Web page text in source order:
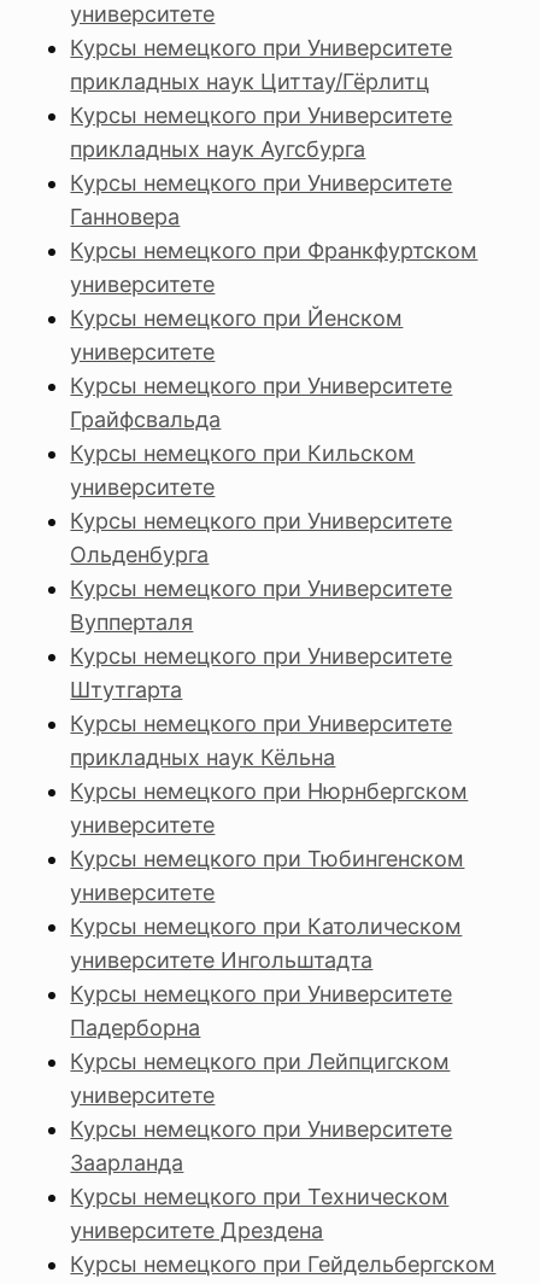
университете
Курсы немецкого при Университете
прикладных наук Циттау/Гёрлитц
Курсы немецкого при Университете
прикладных наук Аугсбурга
Курсы немецкого при Университете
Ганновера
Курсы немецкого при Франкфуртском
университете
Курсы немецкого при Йенском
университете
Курсы немецкого при Университете
Грайфсвальда
Курсы немецкого при Кильском
университете
Курсы немецкого при Университете
Ольденбурга
Курсы немецкого при Университете
Вупперталя
Курсы немецкого при Университете
Штутгарта
Курсы немецкого при Университете
прикладных наук Кёльна
Курсы немецкого при Нюрнбергском
университете
Курсы немецкого при Тюбингенском
университете
Курсы немецкого при Католическом
университете Ингольштадта
Курсы немецкого при Университете
Падерборна
Курсы немецкого при Лейпцигском
университете
Курсы немецкого при Университете
Заарланда
Курсы немецкого при Техническом
университете Дрездена
Курсы немецкого при Гейдельбергском